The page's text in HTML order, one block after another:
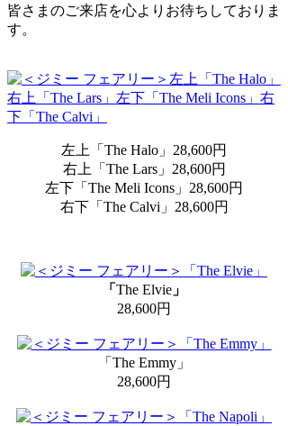
皆さまのご来店を心よりお待ちしておりま
す。
左上「The Halo」28,600円
右上「The Lars」28,600円
左下「The Meli Icons」28,600円
右下「The Calvi」28,600円
「 The Elvie 」
28,600円
「The Emmy」
28,600円